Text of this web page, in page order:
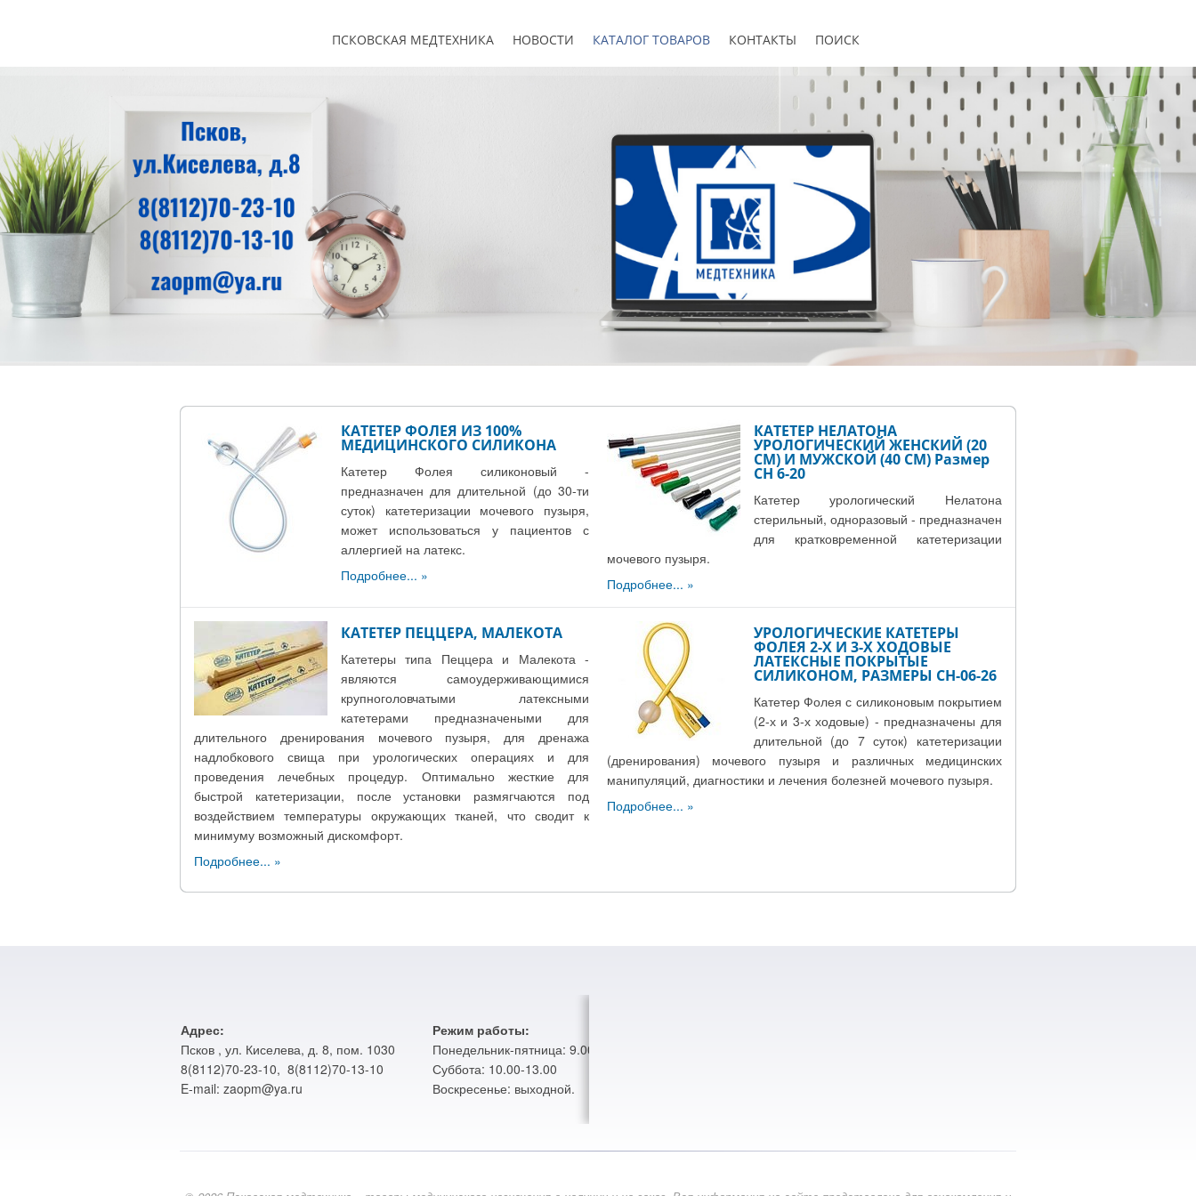
ПСКОВСКАЯ МЕДТЕХНИКА НОВОСТИ КАТАЛОГ ТОВАРОВ КОНТАКТЫ ПОИСК
КАТЕТЕР ФОЛЕЯ ИЗ 100%
МЕДИЦИНСКОГО СИЛИКОНА
Катетер Фолея силиконовый -
предназначен для длительной (до 30-ти
суток) катетеризации мочевого пузыря,
может использоваться у пациентов с
аллергией на латекс.
Подробнее...
КАТЕТЕР НЕЛАТОНА
УРОЛОГИЧЕСКИЙ ЖЕНСКИЙ (20
СМ) И МУЖСКОЙ (40 СМ) Размер
СН 6-20
Катетер урологический Нелатона
стерильный, одноразовый - предназначен
для кратковременной катетеризации
мочевого пузыря.
Подробнее...
КАТЕТЕР ПЕЦЦЕРА, МАЛЕКОТА
Катетеры типа Пеццера и Малекота -
являются самоудерживающимися
крупноголовчатыми латексными
катетерами предназначеными для
длительного дренирования мочевого пузыря, для дренажа
надлобкового свища при урологических операциях и для
проведения лечебных процедур. Оптимально жесткие для
быстрой катетеризации, после установки размягчаются под
воздействием температуры окружающих тканей, что сводит к
минимуму возможный дискомфорт.
Подробнее...
УРОЛОГИЧЕСКИЕ КАТЕТЕРЫ
ФОЛЕЯ 2-Х И 3-Х ХОДОВЫЕ
ЛАТЕКСНЫЕ ПОКРЫТЫЕ
СИЛИКОНОМ, РАЗМЕРЫ СН-06-26
Катетер Фолея с силиконовым покрытием
(2-х и 3-х ходовые) - предназначены для
длительной (до 7 суток) катетеризации
(дренирования) мочевого пузыря и различных медицинских
манипуляций, диагностики и лечения болезней мочевого пузыря.
Подробнее...
Адрес:
Псков , ул. Киселева, д. 8, пом. 1030
8(8112)70-23-10, 8(8112)70-13-10
E-mail: zaopm@ya.ru
Режим работы:
Понедельник-пятница: 9.00-18.00
Суббота: 10.00-13.00
Воскресенье: выходной.